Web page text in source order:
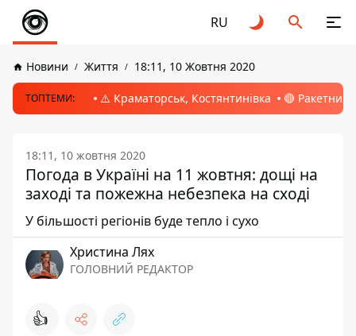
RU
Новини Життя 18:11, 10 Жовтня 2020
ТОПТЕМИ: ⚠️ Краматорськ, Костянтинівка 🔴 Ракетний
18:11, 10 жовтня 2020
Погода в Україні на 11 жовтня: дощі на
заході та пожежна небезпека на сході
У більшості регіонів буде тепло і сухо
Христина Лях
ГОЛОВНИЙ РЕДАКТОР
👍